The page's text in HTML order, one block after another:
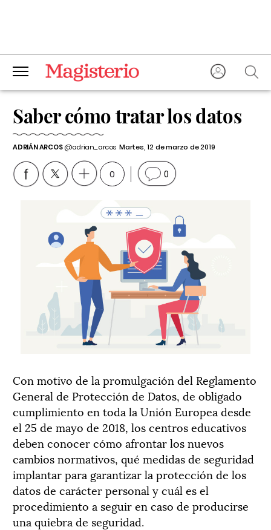
Saber cómo tratar los datos
ADRIÁN ARCOS@adrian_arcos Martes, 12 de marzo de 2019
0 0
Con motivo de la promulgación del Reglamento
General de Protección de Datos, de obligado
cumplimiento en toda la Unión Europea desde
el 25 de mayo de 2018, los centros educativos
deben conocer cómo afrontar los nuevos
cambios normativos, qué medidas de seguridad
implantar para garantizar la protección de los
datos de carácter personal y cuál es el
procedimiento a seguir en caso de producirse
una quiebra de seguridad.